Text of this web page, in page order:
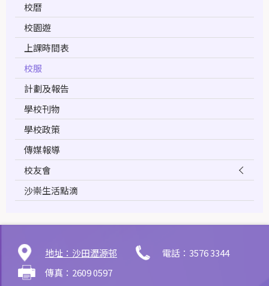
校曆
校園遊
上課時間表
校服
計劃及報告
學校刊物
學校政策
傳媒報導
校友會
沙崇生活點滴
地址：沙田瀝源邨
電話：3576 3344
傳真：2609 0597